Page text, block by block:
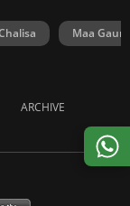
Maa Gauri
ARCHIVE